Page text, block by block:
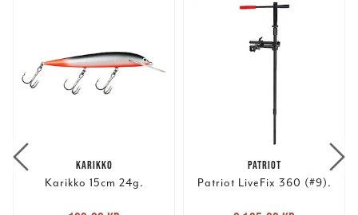
KARIKKO
Karikko 15cm 24g.
Nuvarande pris
PATRIOT
Patriot LiveFix 360 (#9).
Nuvarande pris